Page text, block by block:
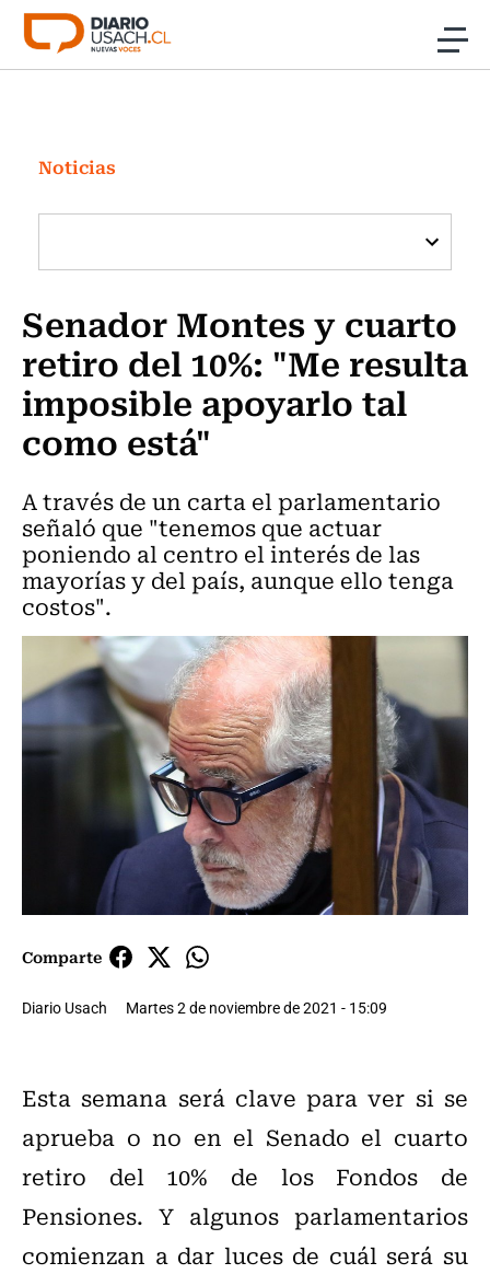
Click acá para ir directamente al contenido
Investigación
Cultura
Programas Radio y TV Usach
Noticias
Senador Montes y cuarto
retiro del 10%: "Me resulta
imposible apoyarlo tal
como está"
A través de un carta el parlamentario
señaló que "tenemos que actuar
poniendo al centro el interés de las
mayorías y del país, aunque ello tenga
costos".
Comparte
Diario Usach Martes 2 de noviembre de 2021 - 15:09
Esta semana será clave para ver si se
aprueba o no en el Senado el cuarto
retiro del 10% de los Fondos de
Pensiones. Y algunos parlamentarios
comienzan a dar luces de cuál será su